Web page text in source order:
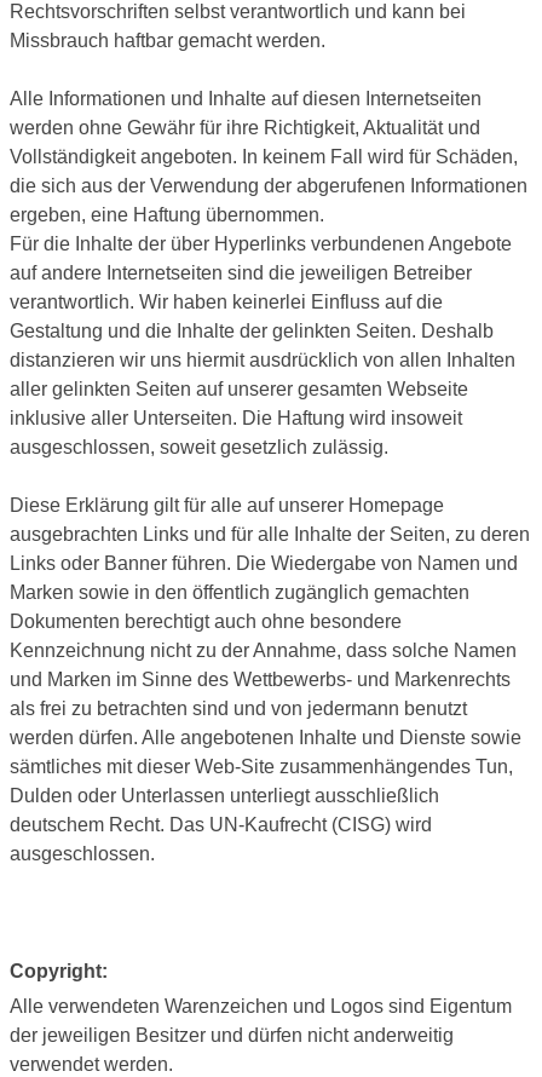
Rechtsvorschriften selbst verantwortlich und kann bei
Missbrauch haftbar gemacht werden.
Alle Informationen und Inhalte auf diesen Internetseiten
werden ohne Gewähr für ihre Richtigkeit, Aktualität und
Vollständigkeit angeboten. In keinem Fall wird für Schäden,
die sich aus der Verwendung der abgerufenen Informationen
ergeben, eine Haftung übernommen.
Für die Inhalte der über Hyperlinks verbundenen Angebote
auf andere Internetseiten sind die jeweiligen Betreiber
verantwortlich. Wir haben keinerlei Einfluss auf die
Gestaltung und die Inhalte der gelinkten Seiten. Deshalb
distanzieren wir uns hiermit ausdrücklich von allen Inhalten
aller gelinkten Seiten auf unserer gesamten Webseite
inklusive aller Unterseiten. Die Haftung wird insoweit
ausgeschlossen, soweit gesetzlich zulässig.
Diese Erklärung gilt für alle auf unserer Homepage
ausgebrachten Links und für alle Inhalte der Seiten, zu deren
Links oder Banner führen. Die Wiedergabe von Namen und
Marken sowie in den öffentlich zugänglich gemachten
Dokumenten berechtigt auch ohne besondere
Kennzeichnung nicht zu der Annahme, dass solche Namen
und Marken im Sinne des Wettbewerbs- und Markenrechts
als frei zu betrachten sind und von jedermann benutzt
werden dürfen. Alle angebotenen Inhalte und Dienste sowie
sämtliches mit dieser Web-Site zusammenhängendes Tun,
Dulden oder Unterlassen unterliegt ausschließlich
deutschem Recht. Das UN-Kaufrecht (CISG) wird
ausgeschlossen.
Copyright:
Alle verwendeten Warenzeichen und Logos sind Eigentum
der jeweiligen Besitzer und dürfen nicht anderweitig
verwendet werden.